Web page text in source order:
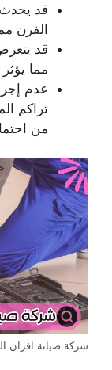
قد
الفرن
قد
مما
عدم
تراكم
من
شركة صيانة افران